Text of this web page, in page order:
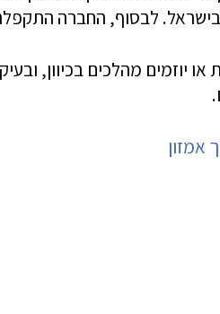
לבסוף, החברה
יוזמים מהלכים בכיוון,
אמזון